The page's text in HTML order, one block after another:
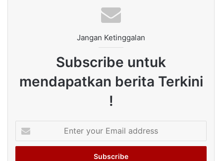
Jangan Ketinggalan
Subscribe untuk
mendapatkan berita Terkini
!
your
Email